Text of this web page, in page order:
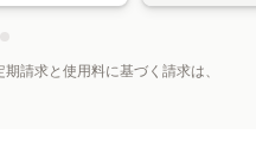
請求と使用料に基づく請求は、